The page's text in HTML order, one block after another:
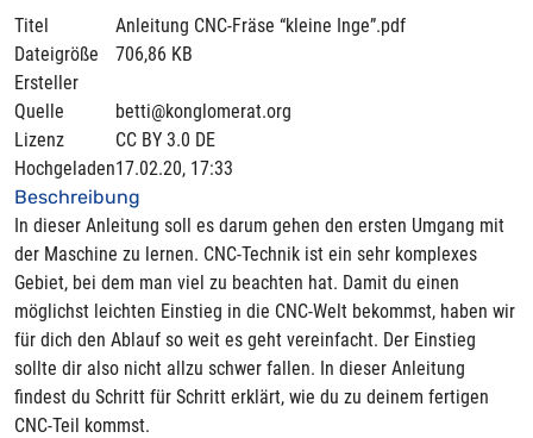
Titel
Anleitung CNC-Fräse “kleine Inge”.pdf
Dateigröße
706,86 KB
Ersteller
Quelle
betti@konglomerat.org
Lizenz
CC BY 3.0 DE
Hochgeladen17.02.20, 17:33
Beschreibung
In dieser Anleitung soll es darum gehen den ersten Umgang mit
der Maschine zu lernen. CNC-Technik ist ein sehr komplexes
Gebiet, bei dem man viel zu beachten hat. Damit du einen
möglichst leichten Einstieg in die CNC-Welt bekommst, haben wir
für dich den Ablauf so weit es geht vereinfacht. Der Einstieg
sollte dir also nicht allzu schwer fallen. In dieser Anleitung
findest du Schritt für Schritt erklärt, wie du zu deinem fertigen
CNC-Teil kommst.